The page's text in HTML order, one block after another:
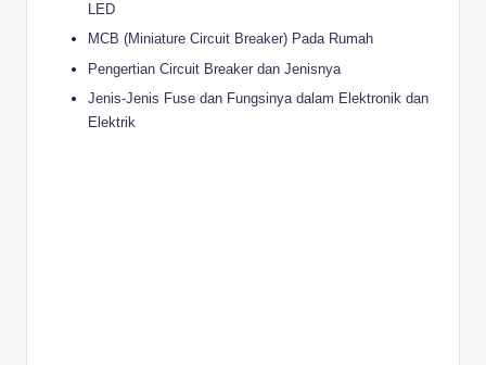
LED
MCB (Miniature Circuit Breaker) Pada Rumah
Pengertian Circuit Breaker dan Jenisnya
Jenis-Jenis Fuse dan Fungsinya dalam Elektronik dan
Elektrik